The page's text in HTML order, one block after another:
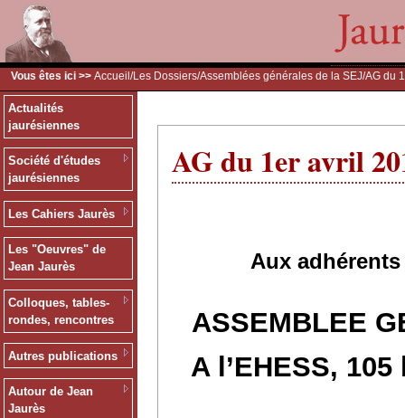
Vous êtes ici >> Accueil /Les Dossiers/Assemblées générales de la SEJ/AG du
Actualités
jaurésiennes
Société d'études
jaurésiennes
Les Cahiers Jaurès
Les "Oeuvres" de
Jean Jaurès
Colloques, tables-
rondes, rencontres
Autres publications
Autour de Jean
Jaurès
AG du 1er avril
Aux
ASSEMBLEE
A l’EHESS,